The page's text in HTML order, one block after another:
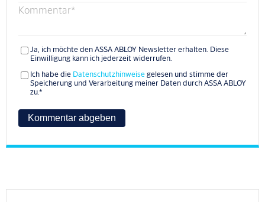
Kommentar*
Ja, ich möchte den ASSA ABLOY Newsletter erhalten. Diese
Einwilligung kann ich jederzeit widerrufen.
Ich habe die Datenschutzhinweisegelesen und stimme der
Speicherung und Verarbeitung meiner Daten durch ASSA ABLOY
zu.*